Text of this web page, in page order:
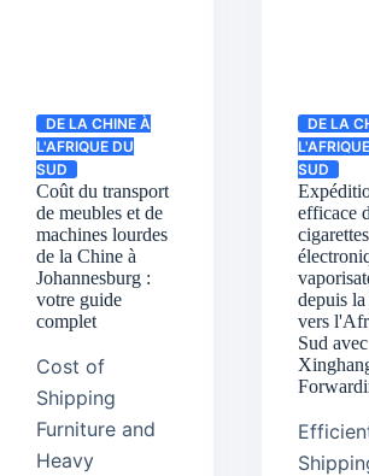
DE LA CHINE À
L'AFRIQUE DU
SUD
Coût du transport
de meubles et de
machines lourdes
de la Chine à
Johannesburg :
votre guide
complet
Cost of
Shipping
Furniture and
Heavy
DE LA
SUD
efficace
cigarettes
depuis
vers
Sud avec